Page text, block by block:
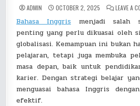
ADMIN OCTOBER 2, 2025 LEAVE A
Bahasa Inggris menjadi salah
penting yang perlu dikuasai oleh
globalisasi. Kemampuan ini bukan
pelajaran, tetapi juga membuka
masa depan, baik untuk
karier. Dengan strategi belajar
menguasai bahasa Inggris
efektif.